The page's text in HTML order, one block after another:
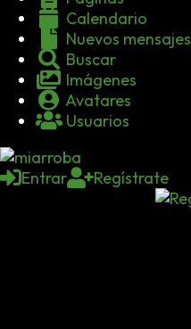
Calendario
Nuevos mensajes
Buscar
Imágenes
Avatares
Usuarios
Entrar Regístrate